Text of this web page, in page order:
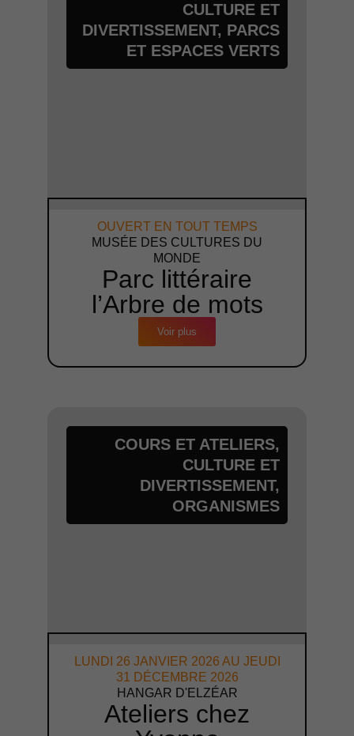
CULTURE ET
DIVERTISSEMENT, PARCS
ET ESPACES VERTS
OUVERT EN TOUT TEMPS
MUSÉE DES CULTURES DU
MONDE
Parc littéraire
l’Arbre de mots
Voir plus
COURS ET ATELIERS,
CULTURE ET
DIVERTISSEMENT,
ORGANISMES
LUNDI 26 JANVIER 2026 AU JEUDI
31 DÉCEMBRE 2026
HANGAR D'ELZÉAR
Ateliers chez